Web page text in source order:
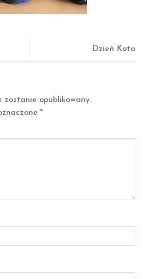
Dzień Kota
zostanie opublikowany.
*